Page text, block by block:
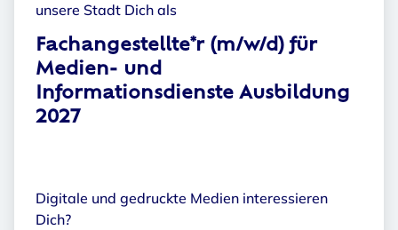
unsere Stadt Dich als
Fachangestellte*r (m/w/d) für
Medien- und
Informationsdienste Ausbildung
2027
Digitale und gedruckte Medien interessieren
Dich?